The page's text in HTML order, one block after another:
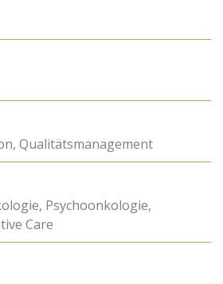
Qualitätsmanagement
Psychoonkologie,
Care